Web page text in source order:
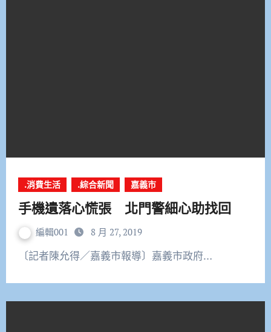
.消費生活 .綜合新聞 嘉義市
手機遺落心慌張 北門警細心助找回
編輯001 8 月 27, 2019
〔記者陳允得／嘉義市報導〕嘉義市政府…